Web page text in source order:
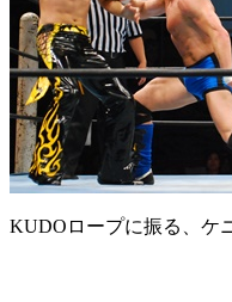
KUDOロープに振る、ケ